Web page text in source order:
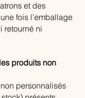
et des
fois l’emballage
retourné ni
produits non
personnalisés